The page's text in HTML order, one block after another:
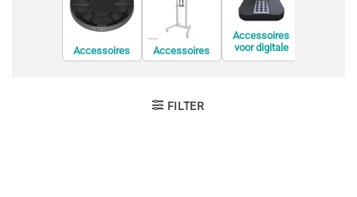
Accessoires
voor
Accessoires
voor de
rmen
Accessoires
voor digitale
videorecorders
FILTER